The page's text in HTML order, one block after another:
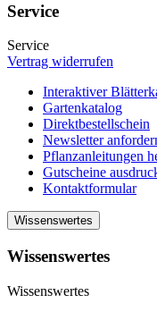
Service
Service
Vertrag widerrufen
Interaktiver
Gartenkatalog
Direktbestellschein
Newsletter
Pflanzanleitungen
Gutscheine
Kontaktformular
Wissenswertes
Wissenswertes
Wissenswertes